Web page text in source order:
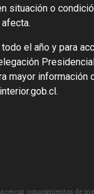
situación o
el año y para
mayor
.